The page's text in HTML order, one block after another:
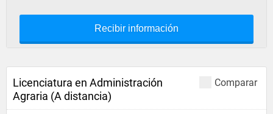
Recibir información
Comparar
Licenciatura en Administración
Agraria (A distancia)